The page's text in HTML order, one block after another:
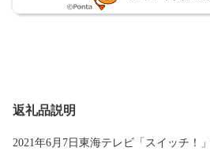
返礼品説明
2021年6月7日東海テレビ「スイッチ！